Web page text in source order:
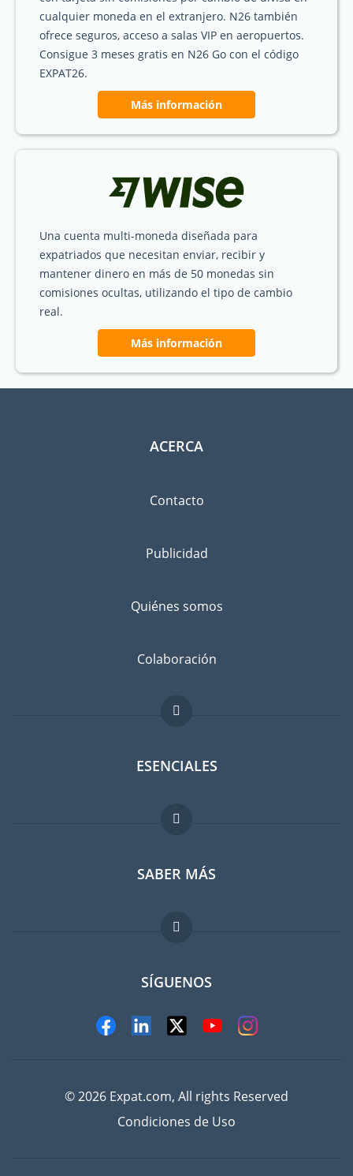
cualquier moneda en el extranjero. N26 también
ofrece seguros, acceso a salas VIP en aeropuertos.
Consigue 3 meses gratis en N26 Go con el código
EXPAT26.
Más información
Una cuenta multi-moneda diseñada para
expatriados que necesitan enviar, recibir y
mantener dinero en más de 50 monedas sin
comisiones ocultas, utilizando el tipo de cambio
real.
Más información
ACERCA
Contacto
Publicidad
Quiénes somos
Colaboración
ESENCIALES
Foro para expatriados
Guia para expatriados
Trabajos en el extranjero
SABER MÁS
FAQ
SÍGUENOS
© 2026 Expat.com, All rights Reserved
Condiciones de Uso